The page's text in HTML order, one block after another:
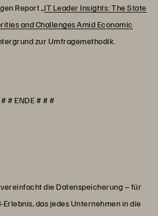
Report „IT Leader Insights: The State
and Challenges Amid Economic
zur Umfragemethodik.
# ENDE # # #
vereinfacht die Datenspeicherung – für
das jedes Unternehmen in die